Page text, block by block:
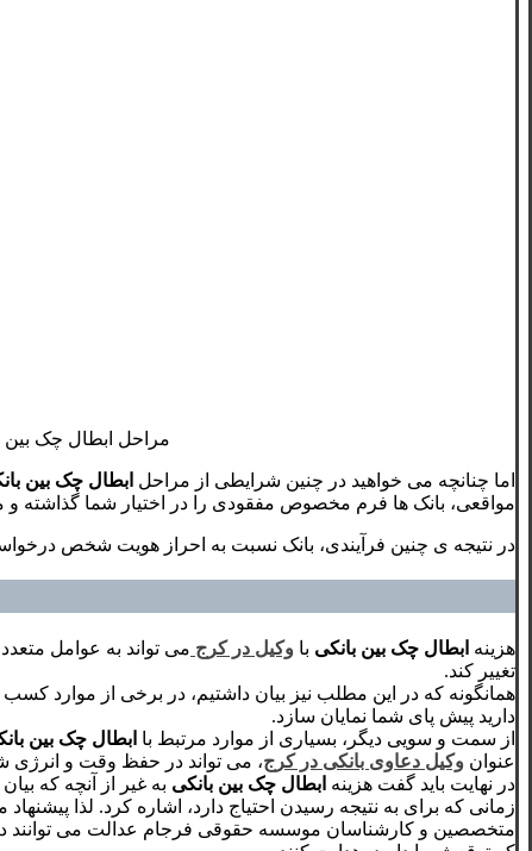
مراحل ابطال چک بین
اما چنانچه می خواهید در چنین شرایطی از مراحل ابطال چک بین
مواقعی، بانک ها فرم مخصوص مفقودی را در اختیار شما گذاشته و
در نتیجه ی چنین فرآیندی، بانک نسبت به احراز هویت شخص
هزینه ابطال چک بین بانکی با وکیل در کرج می تواند به عوامل
تغییر کند.
همانگونه که در این مطلب نیز بیان داشتیم، در برخی از موارد
دارید پیش پای شما نمایان سازد.
از سمت و سویی دیگر، بسیاری از موارد مرتبط با ابطال چک بین
عنوان وکیل دعاوی بانکی در کرج، می تواند در حفظ وقت و انرژی
در نهایت باید گفت هزینه ابطال چک بین بانکی به غیر از آنچه که
زمانی که برای به نتیجه رسیدن احتیاج دارد، اشاره کرد. لذا
متخصصین و کارشناسان موسسه حقوقی فرجام عدالت می توانند در